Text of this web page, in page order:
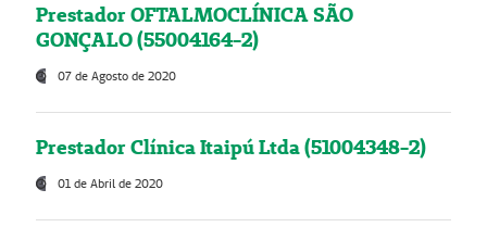
Prestador OFTALMOCLÍNICA SÃO
GONÇALO (55004164-2)
07 de Agosto de 2020
Prestador Clínica Itaipú Ltda (51004348-2)
01 de Abril de 2020